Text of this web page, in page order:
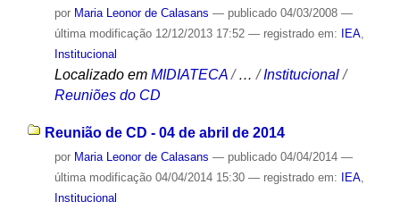
por Maria Leonor de Calasans — publicado04/03/2008 —
última modificação12/12/2013 17:52 — registrado em: IEA,
Institucional
Localizado em MIDIATECA /…/Institucional /
Reuniões do CD
Reunião de CD - 04 de abril de 2014
por Maria Leonor de Calasans — publicado04/04/2014 —
última modificação04/04/2014 15:30 — registrado em: IEA,
Institucional